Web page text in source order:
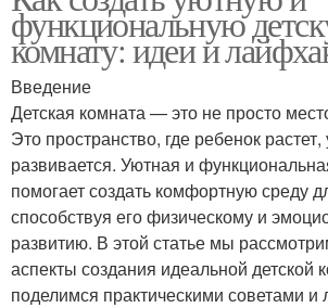
функциональную
комнату: идеи и
Введение
Детская комната — это не просто
Это пространство, где ребенок растет,
развивается. Уютная и
помогает создать комфортную среду
способствуя его физическому и
развитию. В этой статье мы
аспекты создания идеальной детской
поделимся практическими советами